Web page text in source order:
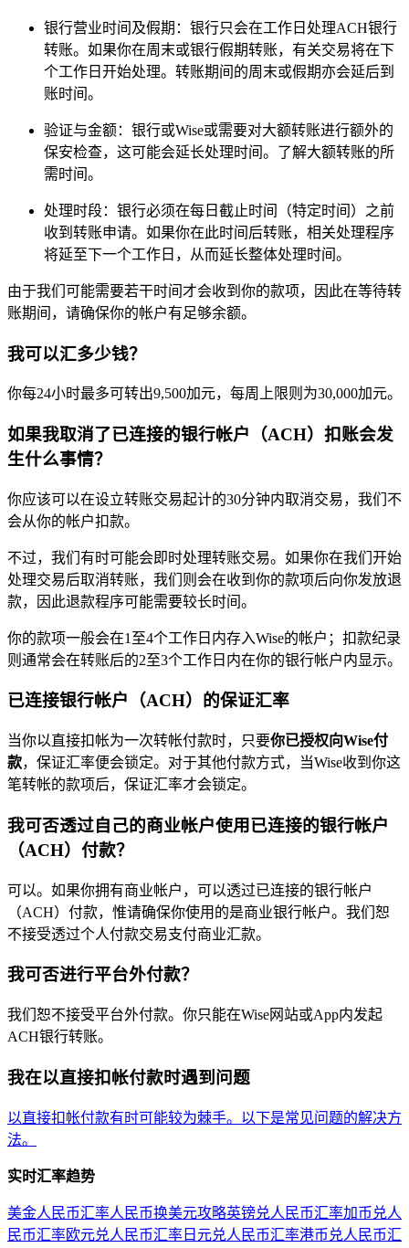
银行营业时间及假期：银行只会在工作日处理ACH银行
转账。如果你在周末或银行假期转账，有关交易将在下
个工作日开始处理。转账期间的周末或假期亦会延后到
账时间。
验证与金额：银行或Wise或需要对大额转账进行额外的
保安检查，这可能会延长处理时间。了解大额转账的所
需时间。
处理时段：银行必须在每日截止时间（特定时间）之前
收到转账申请。如果你在此时间后转账，相关处理程序
将延至下一个工作日，从而延长整体处理时间。
由于我们可能需要若干时间才会收到你的款项，因此在等待转
账期间，请确保你的帐户有足够余额。
我可以汇多少钱？
你每24小时最多可转出9,500加元，每周上限则为30,000加元。
如果我取消了已连接的银行帐户（ACH）扣账会发
生什么事情？
你应该可以在设立转账交易起计的30分钟内取消交易，我们不
会从你的帐户扣款。
不过，我们有时可能会即时处理转账交易。如果你在我们开始
处理交易后取消转账，我们则会在收到你的款项后向你发放退
款，因此退款程序可能需要较长时间。
你的款项一般会在1至4个工作日内存入Wise的帐户；扣款纪录
则通常会在转账后的2至3个工作日内在你的银行帐户内显示。
已连接银行帐户（ACH）的保证汇率
当你以直接扣帐为一次转帐付款时，只要你已授权向Wise付
款，保证汇率便会锁定。对于其他付款方式，当Wise收到你这
笔转帐的款项后，保证汇率才会锁定。
我可否透过自己的商业帐户使用已连接的银行帐户
（ACH）付款？
可以。如果你拥有商业帐户，可以透过已连接的银行帐户
（ACH）付款，惟请确保你使用的是商业银行帐户。我们恕
不接受透过个人付款交易支付商业汇款。
我可否进行平台外付款？
我们恕不接受平台外付款。你只能在Wise网站或App内发起
ACH银行转账。
我在以直接扣帐付款时遇到问题
以直接扣帐付款有时可能较为棘手。以下是常见问题的解决方
法。
实时汇率趋势
美金人民币汇率人民币换美元攻略英镑兑人民币汇率加币兑人
民币汇率欧元兑人民币汇率 日元兑人民币汇率港币兑人民币汇